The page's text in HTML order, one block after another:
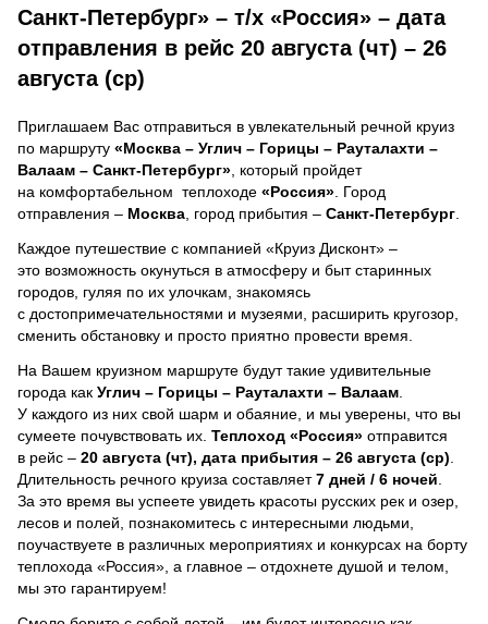
Санкт-Петербург» – т/х «Россия» – дата
отправления в рейс 20 августа (чт) – 26
августа (ср)
Приглашаем Вас отправиться в увлекательный речной круиз
по маршруту «Москва – Углич – Горицы – Рауталахти –
Валаам – Санкт-Петербург» , который пройдет
на комфортабельном теплоходе «Россия» . Город
отправления – Москва , город прибытия – Санкт-Петербург
Каждое путешествие с компанией «Круиз Дисконт» –
это возможность окунуться в атмосферу и быт старинных
городов, гуляя по их улочкам, знакомясь
с достопримечательностями и музеями, расширить кругозор,
сменить обстановку и просто приятно провести время.
На Вашем круизном маршруте будут такие удивительные
города как Углич – Горицы – Рауталахти – Валаам
У каждого из них свой шарм и обаяние, и мы уверены, что вы
сумеете почувствовать их. Теплоход «Россия» отправится
в рейс – 20 августа (чт), дата прибытия – 26 августа (ср)
Длительность речного круиза составляет7 дней / 6 ночей
За это время вы успеете увидеть красоты русских рек и озер,
лесов и полей, познакомитесь с интересными людьми,
поучаствуете в различных мероприятиях и конкурсах на борту
теплохода «Россия», а главное – отдохнете душой и телом,
мы это гарантируем!